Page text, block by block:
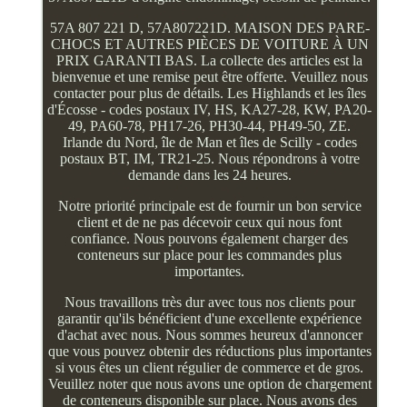
57A 807 221 D, 57A807221D. MAISON DES PARE-
CHOCS ET AUTRES PIÈCES DE VOITURE À UN
PRIX GARANTI BAS. La collecte des articles est la
bienvenue et une remise peut être offerte. Veuillez nous
contacter pour plus de détails. Les Highlands et les îles
d'Écosse - codes postaux IV, HS, KA27-28, KW, PA20-
49, PA60-78, PH17-26, PH30-44, PH49-50, ZE.
Irlande du Nord, île de Man et îles de Scilly - codes
postaux BT, IM, TR21-25. Nous répondrons à votre
demande dans les 24 heures.
Notre priorité principale est de fournir un bon service
client et de ne pas décevoir ceux qui nous font
confiance. Nous pouvons également charger des
conteneurs sur place pour les commandes plus
importantes.
Nous travaillons très dur avec tous nos clients pour
garantir qu'ils bénéficient d'une excellente expérience
d'achat avec nous. Nous sommes heureux d'annoncer
que vous pouvez obtenir des réductions plus importantes
si vous êtes un client régulier de commerce et de gros.
Veuillez noter que nous avons une option de chargement
de conteneurs disponible sur place. Nous avons des